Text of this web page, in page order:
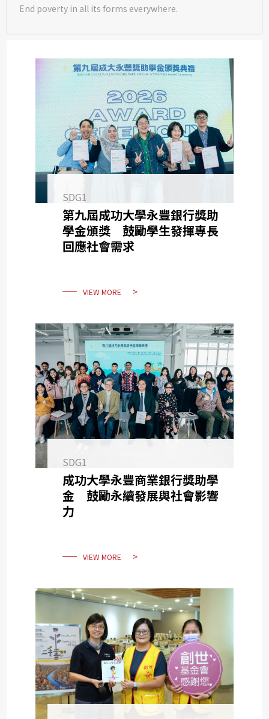
SDG12
SDG15
SDG16
SDG17
End poverty in all its forms everywhere.
SDG1
第九屆成功大學永豐銀行獎助
學金頒獎 鼓勵學生發揮專長
回應社會需求
VIEW MORE
SDG1
成功大學永豐商業銀行獎助學
金 鼓勵永續發展與社會影響
力
VIEW MORE